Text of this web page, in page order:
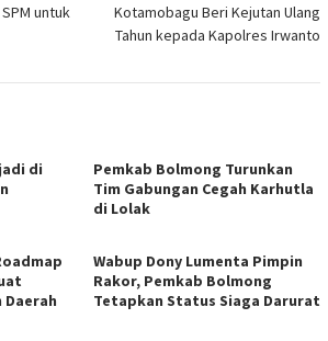
untuk
Kotamobagu Beri Kejutan Ulang
Tahun kepada Kapolres Irwanto
di
Pemkab Bolmong Turunkan
Tim Gabungan Cegah Karhutla
di Lolak
Wabup Dony Lumenta Pimpin
Rakor, Pemkab Bolmong
Tetapkan Status Siaga Darurat